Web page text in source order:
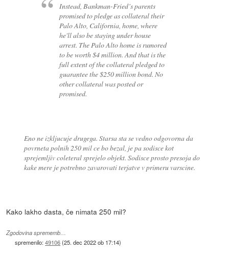
Instead, Bankman-Fried’s parents
promised to pledge as collateral their
Palo Alto, California, home, where
he'll also be staying under house
arrest. The Palo Alto home is rumored
to be worth $4 million. And that is the
full extent of the collateral pledged to
guarantee the $250 million bond. No
other collateral was posted or
promised.
Eno ne izkljucuje drugega. Starsa sta se vedno odgovorna da
povrneta polnih 250 mil ce bo bezal, je pa sodisce kot
sprejemljiv coleteral sprejelo objekt. Sodisce prosto presoja do
kake mere je potrebno zavarovati terjatve v primeru varscine.
Kako lakho dasta, če nimata 250 mil?
Zgodovina sprememb…
spremenilo:49106(25. dec 2022 ob 17:14)